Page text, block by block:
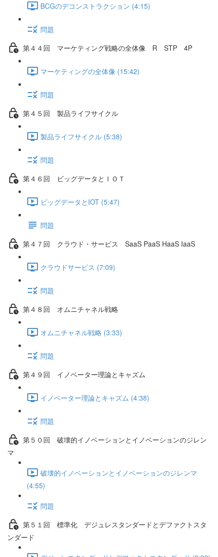
BCGのデコンストラクション (4:15)
問題
第４４回 マーケティング戦略の全体像 R STP 4P
マーケティングの全体像 (15:42)
問題
第４５回 製品ライフサイクル
製品ライフサイクル (5:38)
問題
第４６回 ビッグデータとＩＯＴ
ビッグデータとIOT (5:47)
問題
第４７回 クラウド・サービス SaaS PaaS HaaS IaaS
クラウドサービス (7:09)
問題
第４８回 オムニチャネル戦略
オムニチャネル戦略 (3:33)
問題
第４９回 イノベーター理論とキャズム
イノベーター理論とキャズム (4:38)
問題
第５０回 破壊的イノベーションとイノベーションのジレン
マ
破壊的イノベーションとイノベーションのジレンマ
(4:55)
問題
第５１回 標準化 デジュレスタンダードとデファクトスタ
ンダード